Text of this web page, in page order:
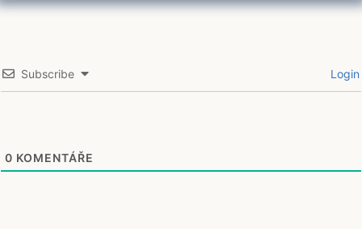
Subscribe Login
0 KOMENTÁŘE